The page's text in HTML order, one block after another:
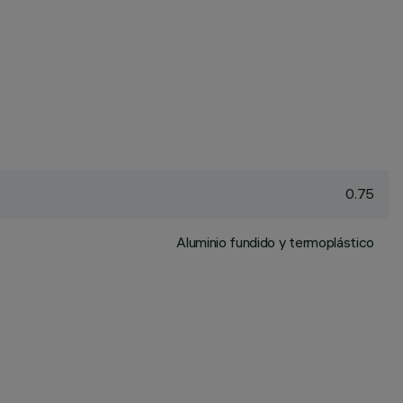
0.75
Aluminio fundido y termoplástico